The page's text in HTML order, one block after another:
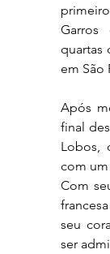
Garros
quartas
em São
Após
final
Lobos,
com
Com
seu
ser